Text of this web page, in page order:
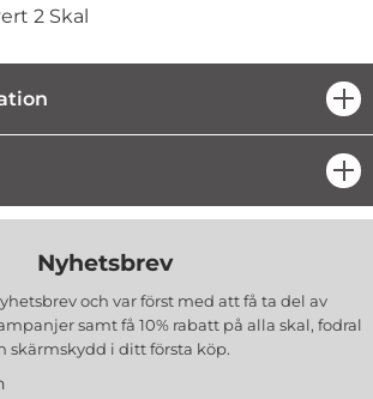
2 Skal
Nyhetsbrev
och var först med att få ta del av
samt få 10% rabatt på alla skal, fodral
skärmskydd i ditt första köp.